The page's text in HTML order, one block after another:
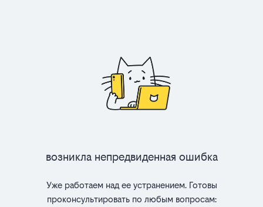
Возникла непредвиденная ошибка
Уже работаем над ее устранением. Готовы
проконсультировать по любым вопросам: